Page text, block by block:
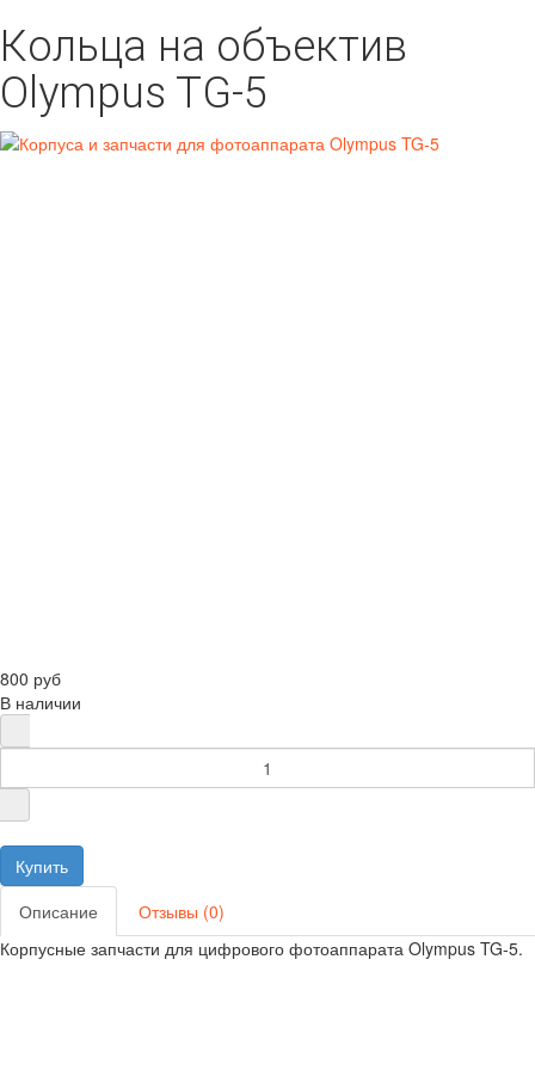
Кольца на объектив
Olympus TG-5
800 руб
В наличии
Описание
Отзывы (0)
Корпусные запчасти для цифрового фотоаппарата Olympus TG-5.